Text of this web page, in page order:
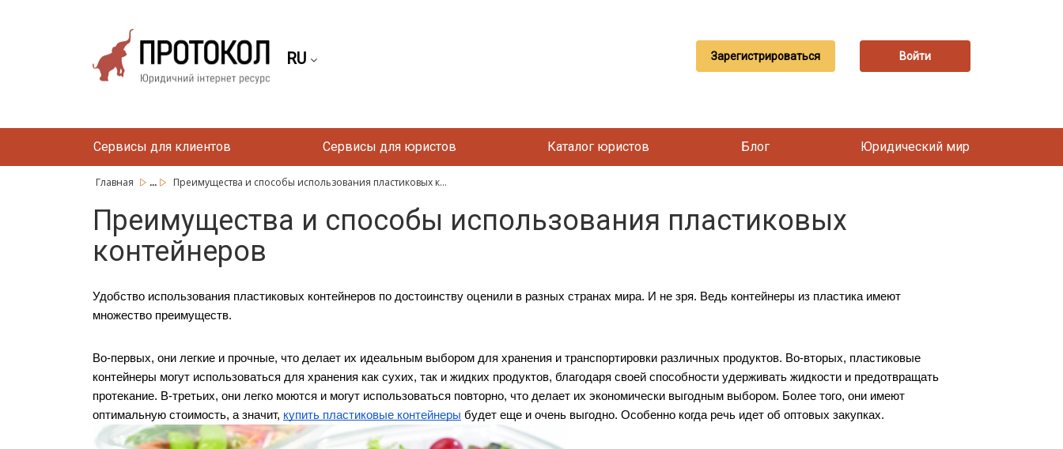
RU Зарегистрироваться Войти
Сервисы для клиентов Сервисы для юристов Каталог юристов Блог Юридический мир
Главная ... Преимущества и способы использования пластиковых к...
Преимущества и способы использования пластиковых
контейнеров
Удобство использования пластиковых контейнеров по достоинству оценили в разных странах мира. И не зря. Ведь контейнеры из пластика имеют
множество преимуществ.
Во-первых, они легкие и прочные, что делает их идеальным выбором для хранения и транспортировки различных продуктов. Во-вторых, пластиковые
контейнеры могут использоваться для хранения как сухих, так и жидких продуктов, благодаря своей способности удерживать жидкости и предотвращать
протекание. В-третьих, они легко моются и могут использоваться повторно, что делает их экономически выгодным выбором. Более того, они имеют
оптимальную стоимость, а значит, купить пластиковые контейнеры будет еще и очень выгодно. Особенно когда речь идет об оптовых закупках.